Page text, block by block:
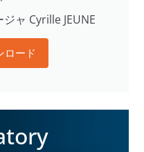
ャ Cyrille JEUNE
ロード